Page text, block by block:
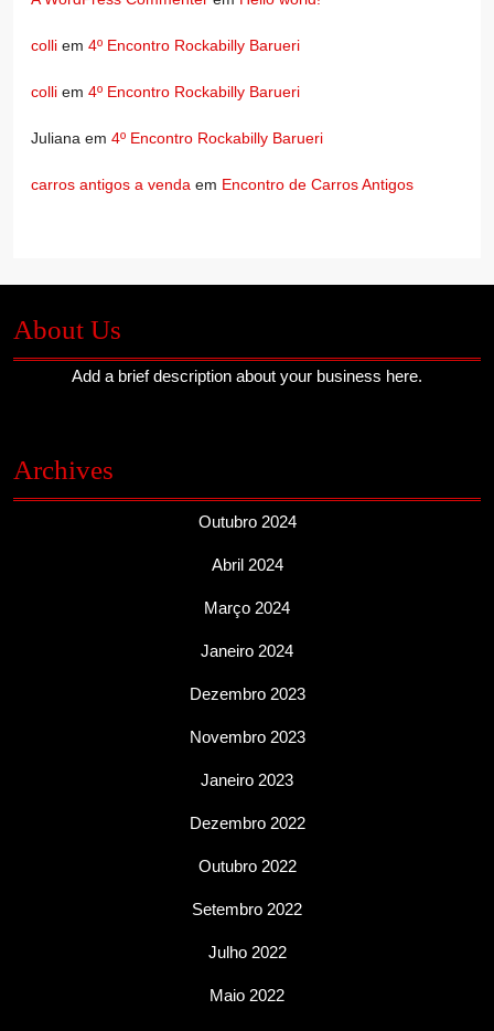
colli em 4º Encontro Rockabilly Barueri
colli em 4º Encontro Rockabilly Barueri
Juliana em 4º Encontro Rockabilly Barueri
carros antigos a venda em Encontro de Carros Antigos
About Us
Add a brief description about your business here.
Archives
Outubro 2024
Abril 2024
Março 2024
Janeiro 2024
Dezembro 2023
Novembro 2023
Janeiro 2023
Dezembro 2022
Outubro 2022
Setembro 2022
Julho 2022
Maio 2022